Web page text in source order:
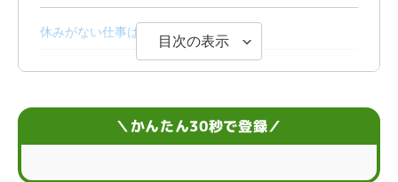
休みがない仕事は想像以上に危険
仕事の休みが取れない人の特徴
目次の表示
＼かんたん30秒で登録／